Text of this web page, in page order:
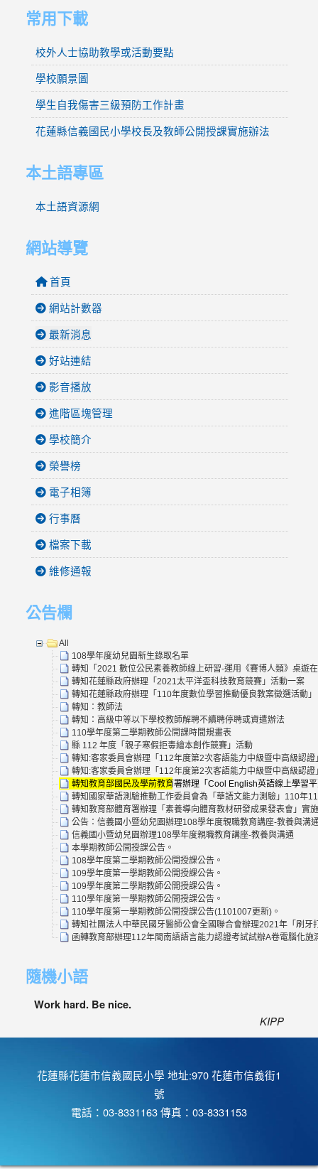
常用下載
校外人士協助教學或活動要點
學校願景圖
學生自我傷害三級預防工作計畫
花蓮縣信義國民小學校長及教師公開授課實施辦法
本土語專區
本土語資源網
網站導覽
首頁
網站計數器
最新消息
好站連結
影音播放
進階區塊管理
學校簡介
榮譽榜
電子相簿
行事曆
檔案下載
維修通報
公告欄
All
108學年度幼兒園新生錄取名單
轉知「2021 數位公民素養教師線上研習-運用《賽博人類》桌遊
轉知花蓮縣政府辦理「2021太平洋盃科技教育競賽」活動一案
轉知花蓮縣政府辦理「110年度數位學習推動優良教案徵選活動」
轉知：教師法
轉知：高級中等以下學校教師解聘不續聘停聘或資遣辦法
110學年度第二學期教師公開課時間規畫表
縣 112 年度「親子寒假拒毒繪本創作競賽」活動
轉知:客家委員會辦理「112年度第2次客語能力中級暨中高級認
轉知:客家委員會辦理「112年度第2次客語能力中級暨中高級認
轉知教育部國民及學前教育署辦理「Cool English英語線上學習
轉知國家華語測驗推動工作委員會為「華語文能力測驗」110年
轉知教育部體育署辦理「素養導向體育教材研發成果發表會」實
公告：信義國小暨幼兒園辦理108學年度親職教育講座-教養與溝
信義國小暨幼兒園辦理108學年度親職教育講座-教養與溝通
本學期教師公開授課公告。
108學年度第二學期教師公開授課公告。
109學年度第一學期教師公開授課公告。
109學年度第二學期教師公開授課公告。
110學年度第一學期教師公開授課公告。
110學年度第一學期教師公開授課公告(1101007更新)。
轉知社團法人中華民國牙醫師公會全國聯合會辦理2021年「刷牙
函轉教育部辦理112年閩南語語言能力認證考試試辦A卷電腦化
隨機小語
Work hard. Be nice.
KIPP
花蓮縣花蓮市信義國民小學 地址:970 花蓮市信義街1
號
電話：03-8331163 傳真：03-8331153